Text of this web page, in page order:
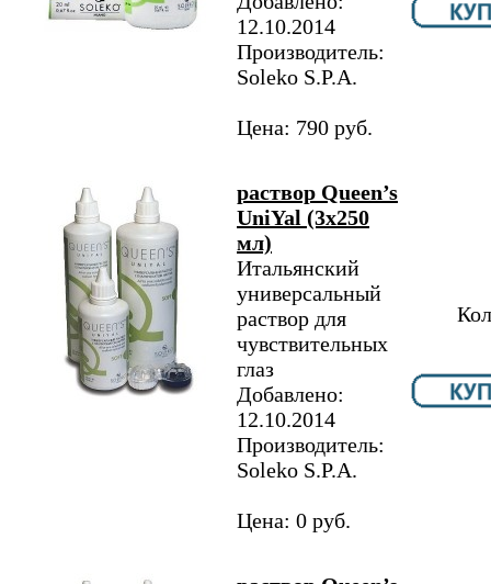
12.10.2014
Производитель:
Soleko S.P.A.
Цена: 790 руб.
раствор Queen’s
UniYal (3х250
мл)
Итальянский
универсальный
раствор для
чувствительных
глаз
Добавлено:
12.10.2014
Производитель:
Soleko S.P.A.
Цена: 0 руб.